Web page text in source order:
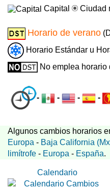
Capital
Ciudad
Horario de verano
Horario Estándar u
No emplea horario
- - - -
Algunos cambios horarios
Europa - Baja California
limítrofe - Europa - España.
Calendario